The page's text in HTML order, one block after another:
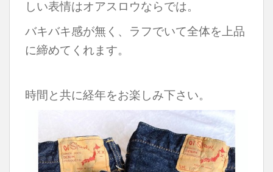
しい表情はオアスロウならでは。
バキバキ感が無く、ラフでいて全体を上品
に締めてくれます。
時間と共に経年をお楽しみ下さい。